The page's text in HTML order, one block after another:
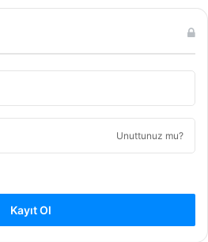
Unuttunuz mu?
Kayıt Ol